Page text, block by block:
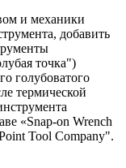
и механики
добавить
точка")
голубоватого
термической
«Snap-on Wrench
Tool Company".